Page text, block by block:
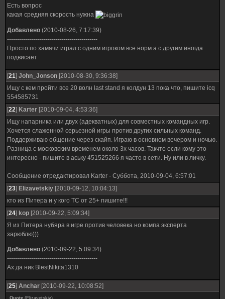
Есть вопрос
какая средняя скорость нужна
Добавлено (2010-08-26, 7:17:39)
---------------------------------------------
Просто по хамачи играл с одним игроком все норм а с другим иногда
подвисает
[21] John_Jonson [2010-08-30, 9:36:38]
Ищу с кем пройти все 20 волн last stand я колдун 13 пока что, пишите icq
554585731
[22] Karter [2010-09-04, 4:53:36]
Ищу напарника или двух (адекватных) для совместных командных игр.
Хочется слаженной серьезной игры против других сильных команд.
Поддерживаю общение через скайп. Играю в основном вечером и ночью.
Разница с московским временем около 3х часов. Такчто если кому это
интересно - пишите в аську 451525266 я часто в сети. Ну или в личку.
Сообщение отредактировал Karter - Суббота, 2010-09-04, 6:57:01
[23] Elizavetskiy [2010-09-12, 10:04:13]
кто из Питера и у кого ТС от 25+ пишите!!!
[24] kop [2010-09-22, 5:09:34]
Я из Питера нубяра в игре против человека но компа эксперта
зарюблю)))
Добавлено (2010-09-22, 5:09:34)
---------------------------------------------
Ах да ник BlestNikita1310
[25] Anchar [2010-09-22, 10:08:52]
Quote (Elizavetskiy)